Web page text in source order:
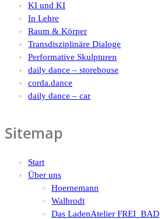
KI und KI
In Lehre
Raum & Körper
Transdisziplinäre Dialoge
Performative Skulpturen
daily dance – storehouse
corda.dance
daily dance – car
Sitemap
Start
Über uns
Hoernemann
Walbrodt
Das LadenAtelier FREI_BAD